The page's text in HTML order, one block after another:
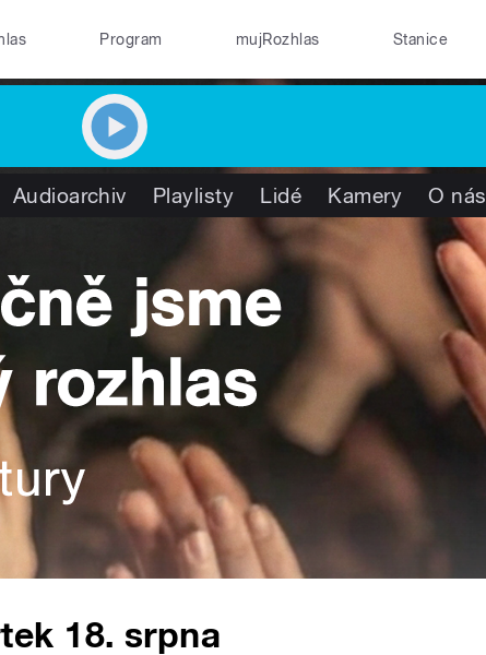
Program mujRozhlas Stanice
Audioarchiv Playlisty Lidé Kamery O nás
18. srpna